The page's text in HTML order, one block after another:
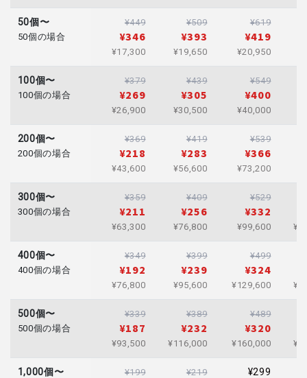
50個〜
50個の場合
¥449
¥346
¥17,300
¥509
¥393
¥19,650
¥619
¥419
¥20,950
100個〜
100個の場合
¥379
¥269
¥26,900
¥439
¥305
¥30,500
¥549
¥400
¥40,000
200個〜
200個の場合
¥369
¥218
¥43,600
¥419
¥283
¥56,600
¥539
¥366
¥73,200
300個〜
300個の場合
¥359
¥211
¥63,300
¥409
¥256
¥76,800
¥529
¥332
¥99,600
400個〜
400個の場合
¥349
¥192
¥76,800
¥399
¥239
¥95,600
¥499
¥324
¥129,600
500個〜
500個の場合
¥339
¥187
¥93,500
¥389
¥232
¥116,000
¥489
¥320
¥160,000
1,000個〜 ¥199 ¥219 ¥299